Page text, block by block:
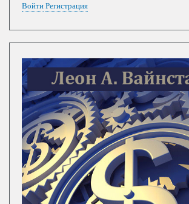
ВойтиРегистрация